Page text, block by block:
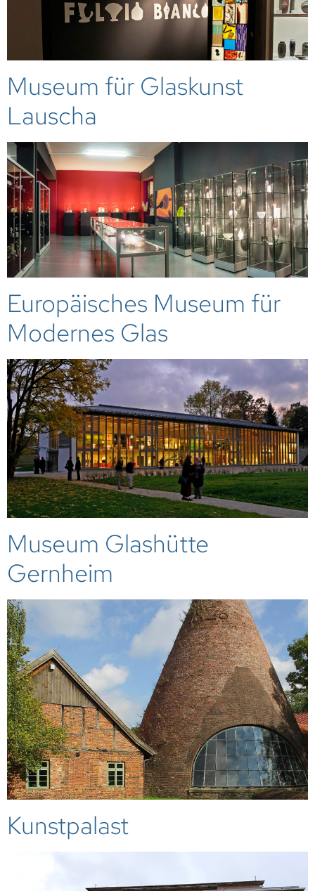
Museum für Glaskunst
Lauscha
Europäisches Museum für
Modernes Glas
Museum Glashütte
Gernheim
Kunstpalast